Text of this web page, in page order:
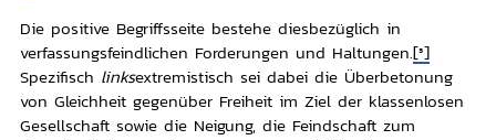
Die positive Begriffsseite bestehe diesbezüglich in
verfassungsfeindlichen Forderungen und Haltungen.[5]
Spezifisch linksextremistisch sei dabei die Überbetonung
von Gleichheit gegenüber Freiheit im Ziel der klassenlosen
Gesellschaft sowie die Neigung, die Feindschaft zum